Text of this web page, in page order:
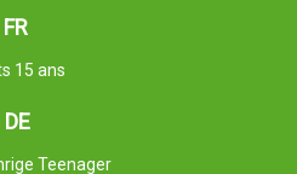
15 ans
Teenager